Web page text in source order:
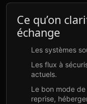
Ce qu’on
échange
Les systèmes
Les flux à
actuels.
Le bon mode
reprise,